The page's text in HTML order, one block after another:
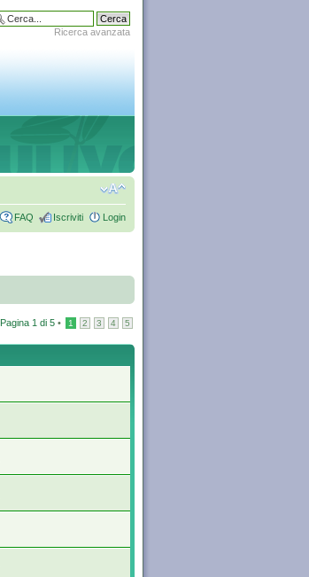
Ricerca avanzata
FAQ Iscriviti Login
Pagina 1 di 5 • 1 2 3 4 5